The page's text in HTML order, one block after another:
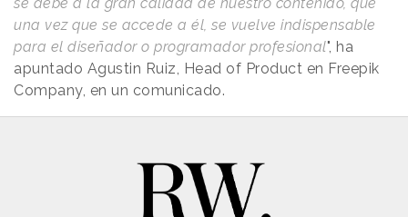
una vez que se accede a él, se vuelve indispensable
para el diseñador o programador profesional", ha
apuntado Agustin Ruiz, Head of Product en Freepik
Company, en un comunicado.